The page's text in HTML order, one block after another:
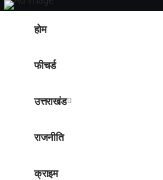
होम
फीचर्ड
उत्तराखंड
राजनीति
क्राइम